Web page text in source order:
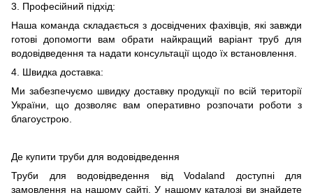
3. Професійний підхід:
Наша команда складається з досвідчених фахівців, які завжди
готові допомогти вам обрати найкращий варіант труб для
водовідведення та надати консультації щодо їх встановлення.
4. Швидка доставка:
Ми забезпечуємо швидку доставку продукції по всій території
України, що дозволяє вам оперативно розпочати роботи з
благоустрою.
Де купити труби для водовідведення
Труби для водовідведення від Vodaland доступні для
замовлення на нашому сайті. У нашому каталозі ви знайдете